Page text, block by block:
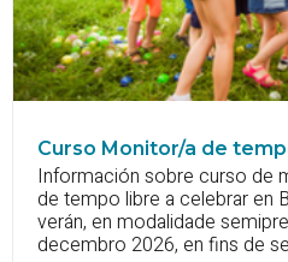
Curso Monitor/a de
Información sobre curso de
de tempo libre a celebrar en
verán, en modalidade
decembro 2026, en fins de